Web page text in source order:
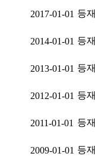
2017-01-01 등재
2014-01-01 등재
2013-01-01 등재
2012-01-01 등재
2011-01-01 등재
2009-01-01 등재